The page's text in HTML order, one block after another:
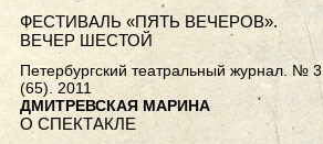
ФЕСТИВАЛЬ «ПЯТЬ ВЕЧЕРОВ».
ВЕЧЕР ШЕСТОЙ
Петербургский театральный журнал. № 3
(65). 2011
ДМИТРЕВСКАЯ МАРИНА
О СПЕКТАКЛЕ